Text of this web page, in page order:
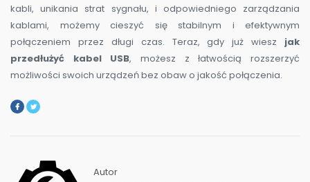
kabli, unikania strat sygnału, i odpowiedniego zarządzania
kablami, możemy cieszyć się stabilnym i efektywnym
połączeniem przez długi czas. Teraz, gdy już wiesz jak
przedłużyć kabel USB, możesz z łatwością rozszerzyć
możliwości swoich urządzeń bez obaw o jakość połączenia.
Autor